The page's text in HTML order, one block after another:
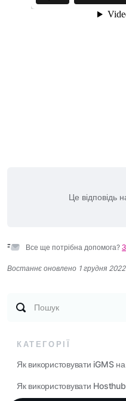
Пошук
КАТЕГОРІЇ
Як використовувати iGMS
Як використовувати
Це відповідь
Все ще потрібна допомога?
Востаннє оновлено 1 грудня